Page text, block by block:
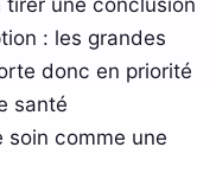
: les grandes
donc en priorité
santé
comme une